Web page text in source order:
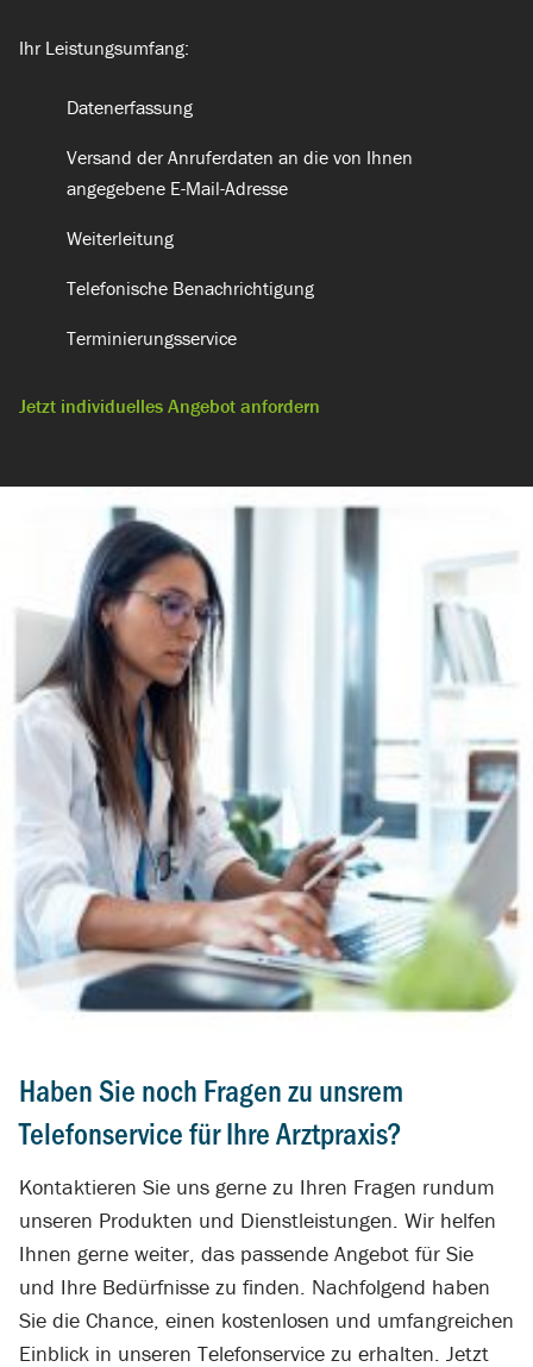
Ihr Leistungsumfang:
Datenerfassung
Versand der Anruferdaten an die von Ihnen
angegebene E-Mail-Adresse
Weiterleitung
Telefonische Benachrichtigung
Terminierungsservice​
Jetzt individuelles Angebot anfordern
Haben Sie noch Fragen zu unsrem
Telefonservice für Ihre Arztpraxis?
Kontaktieren Sie uns gerne zu Ihren Fragen rundum
unseren Produkten und Dienstleistungen. Wir helfen
Ihnen gerne weiter, das passende Angebot für Sie
und Ihre Bedürfnisse zu finden. Nachfolgend haben
Sie die Chance, einen kostenlosen und umfangreichen
Einblick in unseren Telefonservice zu erhalten. Jetzt